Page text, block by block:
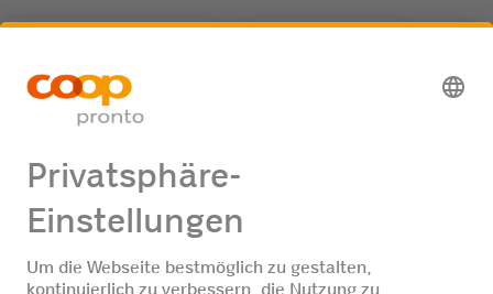
Recycling-Annahmestelle AdBlue Treibstoff
Jobangebote